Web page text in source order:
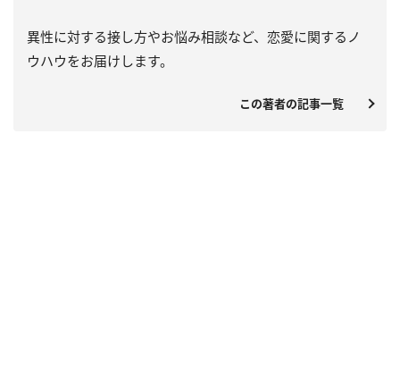
異性に対する接し方やお悩み相談など、恋愛に関するノ
ウハウをお届けします。
この著者の記事一覧